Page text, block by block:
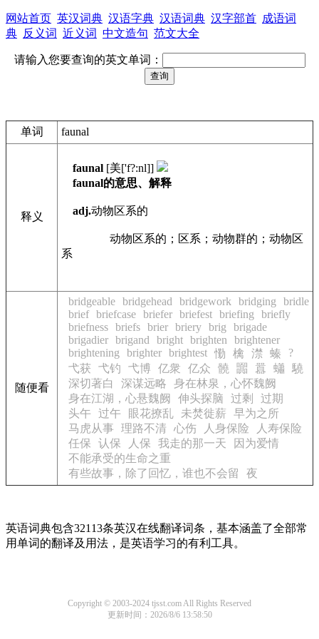
网站首页 英汉词典 汉语字典 汉语词典 汉字部首 成语词
典 反义词 近义词 中文造句 范文大全
请输入您要查询的英文单词：
单词 faunal
释义
faunal [美['f?:nl]]
faunal的意思、解释
adj.动物区系的
动物区系的；区系；动物群的；动物区
系
随便看
bridgeable bridgehead bridgework bridging
bridle
brief briefcase briefer briefest briefing
briefly
briefness briefs brier briery brig
brigade
brigadier brigand bright brighten
brightener
brightening
brighter brightest 懄 檎 澿 螓
?
弋获
弋钓 弋博 亿衆 亿众 髐 嚻 囂 蠨
驍
深切著白
深谋远略
身在林泉，心怀魏阙
身在江湖，心悬魏阙
伸头探脑 过剩
过期
头午
过午 眼花撩乱 未焚徙薪
早为之所
马虎从事
理路不清 心伤 人身保险
人寿保险
任保
认保 人保 我走的那一天
因为爱情
不能承受的生命之重
有些故事，除了回忆，谁也不会留
夜
英语词典包含32113条英汉在线翻译词条，基本涵盖了全部常
用单词的翻译及用法，是英语学习的有利工具。
Copyright © 2003-2024 tjsst.com All Rights Reserved
更新时间：2026/8/6 13:58:50